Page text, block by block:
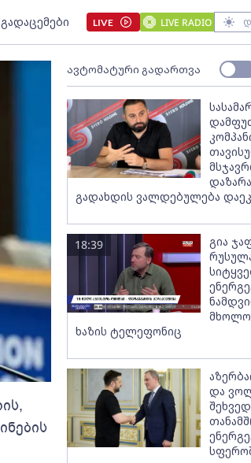
LIVE LIVE RADIO
ავტომატური გადართვა
გადახდის ვალდებულება
გია
ხაზის ტელეფონიც
18:39
და